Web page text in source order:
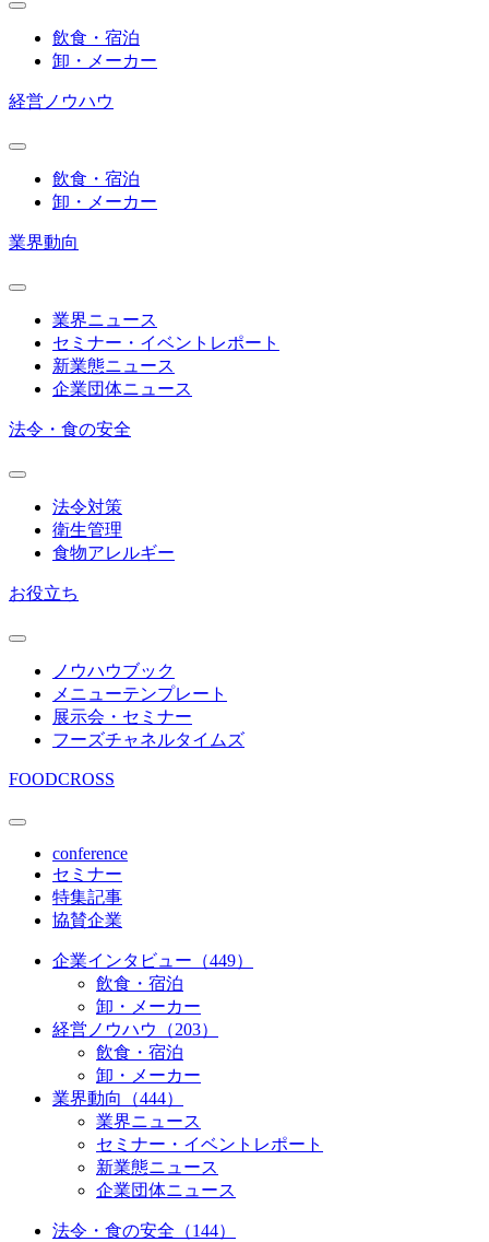
飲食・宿泊
卸・メーカー
経営ノウハウ
飲食・宿泊
卸・メーカー
業界動向
業界ニュース
セミナー・イベントレポート
新業態ニュース
企業団体ニュース
法令・食の安全
法令対策
衛生管理
食物アレルギー
お役立ち
ノウハウブック
メニューテンプレート
展示会・セミナー
フーズチャネルタイムズ
FOODCROSS
conference
セミナー
特集記事
協賛企業
企業インタビュー（449）
飲食・宿泊
卸・メーカー
経営ノウハウ（203）
飲食・宿泊
卸・メーカー
業界動向（444）
業界ニュース
セミナー・イベントレポート
新業態ニュース
企業団体ニュース
法令・食の安全（144）